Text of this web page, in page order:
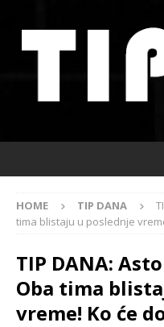
HOME TIP DANA
tima blistaju u poslednje
TIP DANA:
Oba tima
vreme! Ko će